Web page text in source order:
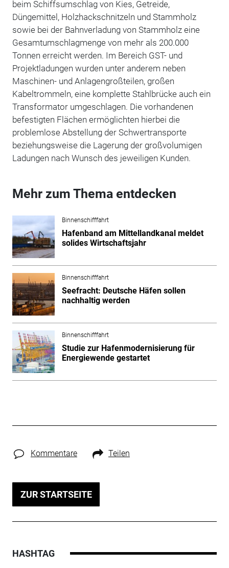
beim Schiffsumschlag von Kies, Getreide,
Düngemittel, Holzhackschnitzeln und Stammholz
sowie bei der Bahnverladung von Stammholz eine
Gesamtumschlagmenge von mehr als 200.000
Tonnen erreicht werden. Im Bereich GST- und
Projektladungen wurden unter anderem neben
Maschinen- und Anlagengroßteilen, großen
Kabeltrommeln, eine komplette Stahlbrücke auch ein
Transformator umgeschlagen. Die vorhandenen
befestigten Flächen ermöglichten hierbei die
problemlose Abstellung der Schwertransporte
beziehungsweise die Lagerung der großvolumigen
Ladungen nach Wunsch des jeweiligen Kunden.
Mehr zum Thema entdecken
Binnenschifffahrt
Hafenband am Mittellandkanal meldet
solides Wirtschaftsjahr
Binnenschifffahrt
Seefracht: Deutsche Häfen sollen
nachhaltig werden
Binnenschifffahrt
Studie zur Hafenmodernisierung für
Energiewende gestartet
Kommentare Teilen
ZUR STARTSEITE
HASHTAG